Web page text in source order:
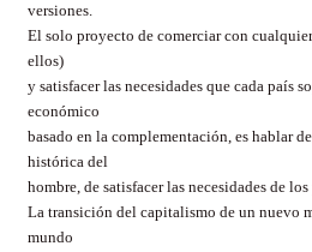
versiones.
El solo proyecto de comerciar con
ellos)
y satisfacer las necesidades que cada país
económico
basado en la complementación, es hablar
histórica del
hombre, de satisfacer las necesidades de
La transición del capitalismo de un nuevo
mundo